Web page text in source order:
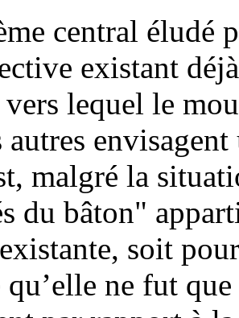
central éludé
existant
vers lequel le
autres
malgré la
du bâton"
soit
ne fut